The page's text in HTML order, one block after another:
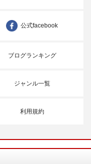
公式facebook
ブログランキング
ジャンル一覧
利用規約